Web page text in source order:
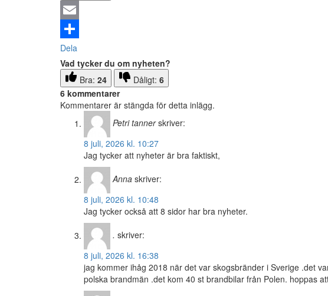
Email
Dela
Vad tycker du om nyheten?
Bra: 24 Dåligt: 6
6 kommentarer
Kommentarer är stängda för detta inlägg.
Petri tanner skriver:
8 juli, 2026 kl. 10:27
Jag tycker att nyheter är bra faktiskt,
Anna skriver:
8 juli, 2026 kl. 10:48
Jag tycker också att 8 sidor har bra nyheter.
. skriver:
8 juli, 2026 kl. 16:38
jag kommer ihåg 2018 när det var skogsbränder i Sverige .det
polska brandmän .det kom 40 st brandbilar från Polen. hoppas